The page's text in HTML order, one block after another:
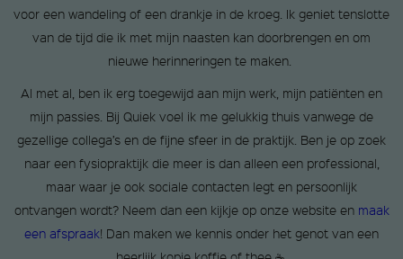
voor een wandeling of een drankje in de kroeg. Ik geniet tenslotte
van de tijd die ik met mijn naasten kan doorbrengen en om
nieuwe herinneringen te maken.
Al met al, ben ik erg toegewijd aan mijn werk, mijn patiënten en
mijn passies. Bij Quiek voel ik me gelukkig thuis vanwege de
gezellige collega’s en de fijne sfeer in de praktijk. Ben je op zoek
naar een fysiopraktijk die meer is dan alleen een professional,
maar waar je ook sociale contacten legt en persoonlijk
ontvangen wordt? Neem dan een kijkje op onze website en maak
een afspraak! Dan maken we kennis onder het genot van een